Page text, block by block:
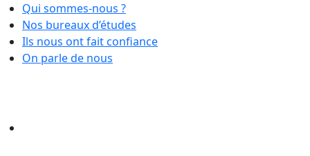
Qui sommes-nous ?
Nos bureaux d’études
Ils nous ont fait confiance
On parle de nous